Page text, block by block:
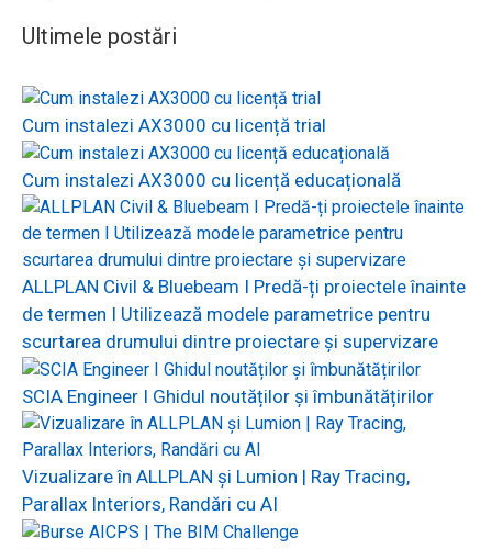
Ultimele postări
Cum instalezi AX3000 cu licență trial
Cum instalezi AX3000 cu licență educațională
ALLPLAN Civil & Bluebeam I Predă-ți proiectele înainte
de termen I Utilizează modele parametrice pentru
scurtarea drumului dintre proiectare și supervizare
SCIA Engineer I Ghidul noutăților și îmbunătățirilor
Vizualizare în ALLPLAN și Lumion | Ray Tracing,
Parallax Interiors, Randări cu AI